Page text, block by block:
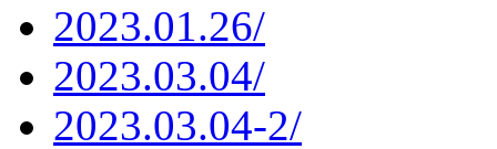
2023.01.26/
2023.03.04/
2023.03.04-2/